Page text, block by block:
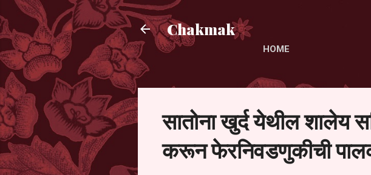
Chakmak
HOME
सातोना खुर्द येथील शालेय
करून फेरनिवडणुकीची